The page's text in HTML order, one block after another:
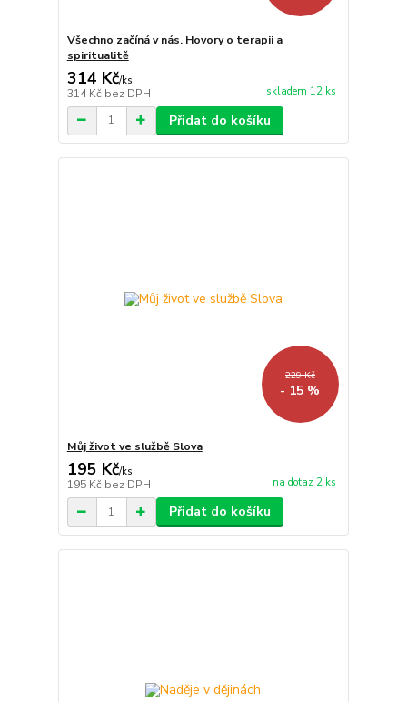
Všechno začíná v nás. Hovory o terapii a
spiritualitě
314 Kč/ks
314 Kč bez DPH skladem 12 ks
Přidat do košíku
229 Kč
- 15 %
Můj život ve službě Slova
195 Kč/ks
195 Kč bez DPH na dotaz 2 ks
Přidat do košíku